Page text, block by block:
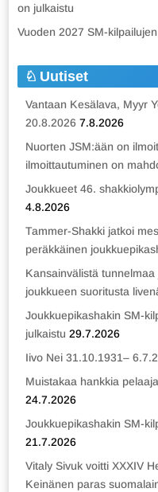
on julkaistu
Vuoden 2027 SM-
Uutiset
Vantaan Kesälava, Myyr
20.8.2026 7.8.2026
Nuorten JSM:ään on
ilmoittautuminen on
Joukkueet 46.
4.8.2026
Tammer-Shakki jatkoi
peräkkäinen
Kansainvälistä
joukkueen suoritusta
Joukkuepikashakin SM-
julkaistu 29.7.2026
Iivo Nei 31.10.1931–
Muistakaa hankkia
24.7.2026
Joukkuepikashakin SM-
21.7.2026
Vitaly Sivuk voitti XXXIV
Keinänen paras